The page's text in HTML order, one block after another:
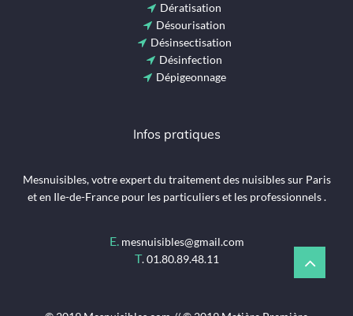
Dératisation
Désourisation
Désinsectisation
Désinfection
Dépigeonnage
Infos pratiques
Mesnuisibles, votre expert du traitement des nuisibles sur Paris
et en Ile-de-France pour les particuliers et les professionnels .
E. mesnuisibles@gmail.com
T.01.80.89.48.11